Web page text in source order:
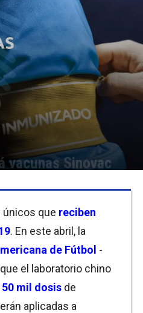
vacunas Sinovac
únicos que reciben
. En este abril, la
de Fútbol -
el laboratorio chino
50 mil dosis de
aplicadas a